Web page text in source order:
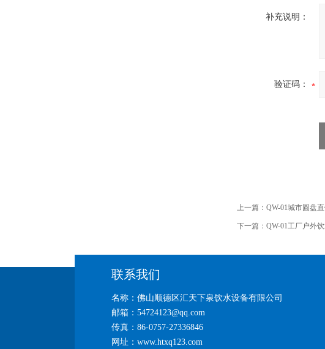
补充说明：
验证码：
上一篇： QW-01城市圆盘
下一篇： QW-01工厂户外
联系我们
名称：佛山顺德区汇天下泉饮水设备有限公司
邮箱：54724123@qq.com
传真：86-0757-27336846
网址：www.htxq123.com